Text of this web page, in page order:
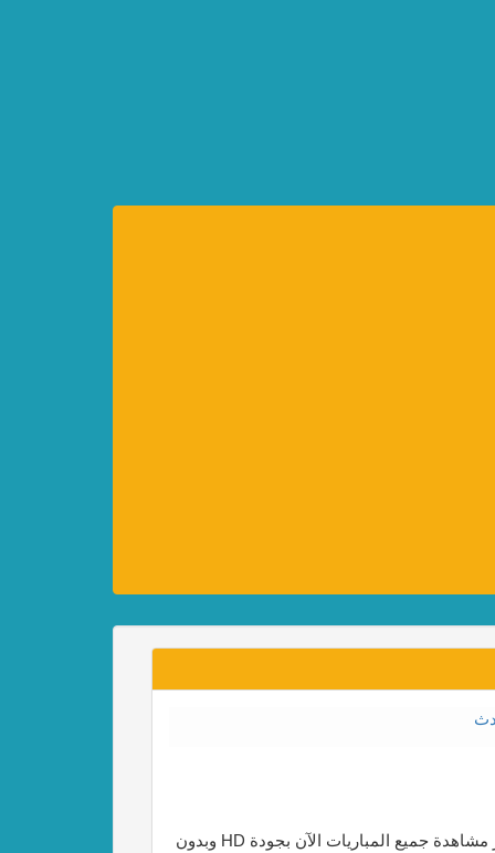
موقع متخصص في بث مباشر مباريات اليوم لكرة القدم، يوفّر مشاهدة جميع المباريات الآن بجودة HD وبدون